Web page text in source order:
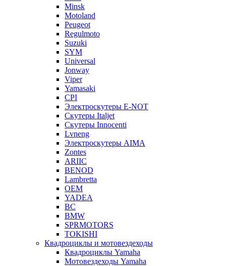
Minsk
Motoland
Peugeot
Regulmoto
Suzuki
SYM
Universal
Jonway
Viper
Yamasaki
CPI
Электроскутеры E-NOT
Скутеры Italjet
Скутеры Innocenti
Lvneng
Электроскутеры AIMA
Zontes
ARIIC
BENOD
Lambretta
OEM
YADEA
BC
BMW
SPRMOTORS
TOKISHI
Квадроциклы и мотовездеходы
Квадроциклы Yamaha
Мотовездеходы Yamaha